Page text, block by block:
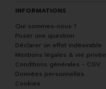
INFORMATIONS
Qui sommes-nous ?
Poser une question
Déclarer un effet indésirable
Mentions légales & vie privée
Conditions générales - CGV
Données personnelles
Cookies